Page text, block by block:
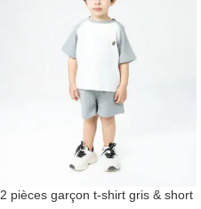
2 pièces garçon t-shirt gris & short